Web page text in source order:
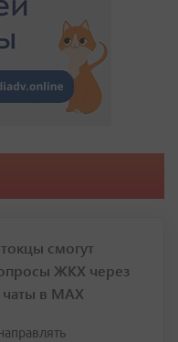
смогут
ЖКХ через
в МАХ